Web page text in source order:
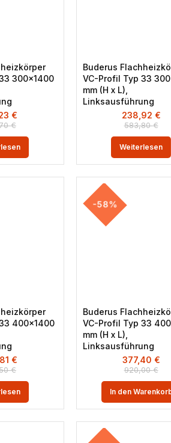
300×1400
€
€
Buderus
VC-Profil Typ 33
mm (H x L),
Linksausführung
583,80€
238,92 €
Weiterlesen
400×1400
€
€
-58%
Buderus
VC-Profil Typ 33
mm (H x L),
Linksausführung
920,00€
377,40 €
In den